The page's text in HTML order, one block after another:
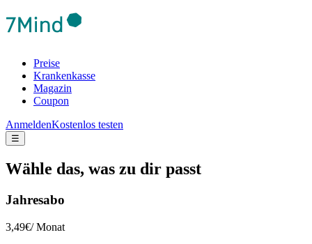
Preise
Krankenkasse
Magazin
Coupon
AnmeldenKostenlos testen
☰
Wähle das, was zu dir passt
Jahresabo
3,49€/ Monat